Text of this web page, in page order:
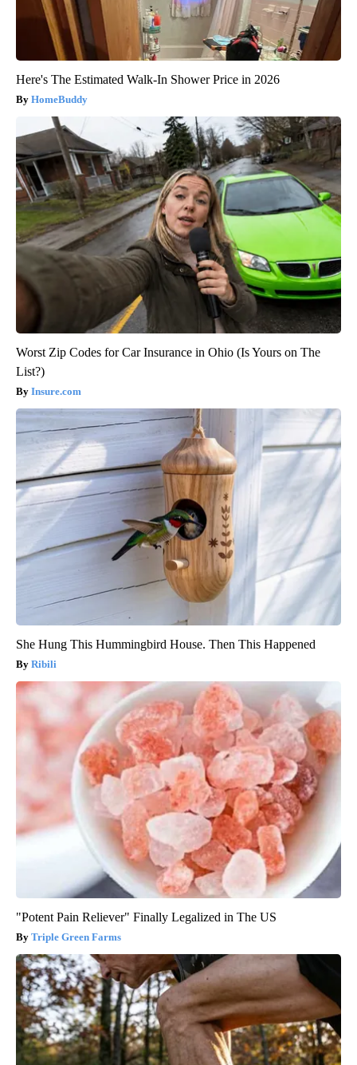
Here's The Estimated Walk-In Shower Price in 2026
HomeBuddy
Worst Zip Codes for Car Insurance in Ohio (Is Yours on The
List?)
Insure.com
She Hung This Hummingbird House. Then This Happened
Ribili
"Potent Pain Reliever" Finally Legalized in The US
Triple Green Farms